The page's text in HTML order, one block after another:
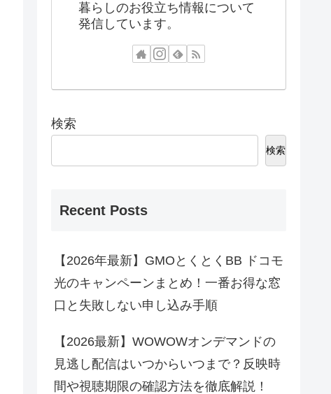
暮らしのお役立ち情報について
発信しています。
検索
検索
Recent Posts
【2026年最新】GMOとくとくBB ドコモ
光のキャンペーンまとめ！一番お得な窓
口と失敗しない申し込み手順
【2026最新】WOWOWオンデマンドの
見逃し配信はいつからいつまで？反映時
間や視聴期限の確認方法を徹底解説！